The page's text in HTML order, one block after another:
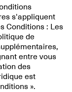
s'appliquent
Conditions : Les
de
entre vous
des
est
».